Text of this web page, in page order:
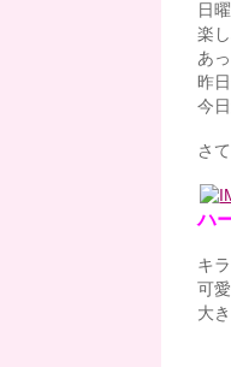
日
楽
あ
昨
今
さ
ハ
キ
可
大